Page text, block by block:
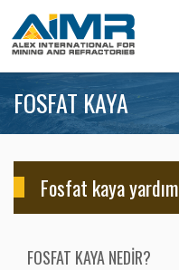
FOSFAT KAYA
Fosfat kaya
FOSFAT KAYA NEDIR?